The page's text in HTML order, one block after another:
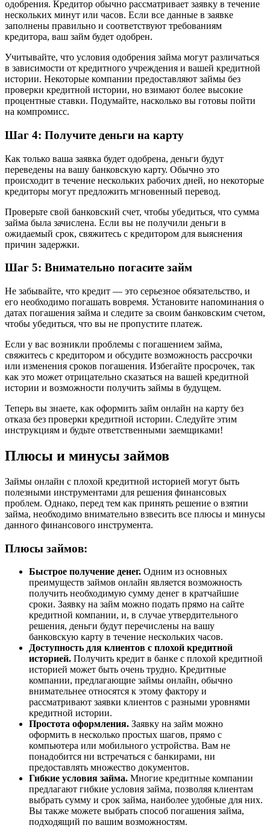
одобрения. Кредитор обычно рассматривает заявку в течение
нескольких минут или часов. Если все данные в заявке
заполнены правильно и соответствуют требованиям
кредитора, ваш займ будет одобрен.
Учитывайте, что условия одобрения займа могут различаться
в зависимости от кредитного учреждения и вашей кредитной
истории. Некоторые компании предоставляют займы без
проверки кредитной истории, но взимают более высокие
процентные ставки. Подумайте, насколько вы готовы пойти
на компромисс.
Шаг 4: Получите деньги на карту
Как только ваша заявка будет одобрена, деньги будут
переведены на вашу банковскую карту. Обычно это
происходит в течение нескольких рабочих дней, но некоторые
кредиторы могут предложить мгновенный перевод.
Проверьте свой банковский счет, чтобы убедиться, что сумма
займа была зачислена. Если вы не получили деньги в
ожидаемый срок, свяжитесь с кредитором для выяснения
причин задержки.
Шаг 5: Внимательно погасите займ
Не забывайте, что кредит — это серьезное обязательство, и
его необходимо погашать вовремя. Установите напоминания о
датах погашения займа и следите за своим банковским счетом,
чтобы убедиться, что вы не пропустите платеж.
Если у вас возникли проблемы с погашением займа,
свяжитесь с кредитором и обсудите возможность рассрочки
или изменения сроков погашения. Избегайте просрочек, так
как это может отрицательно сказаться на вашей кредитной
истории и возможности получить займы в будущем.
Теперь вы знаете, как оформить займ онлайн на карту без
отказа без проверки кредитной истории. Следуйте этим
инструкциям и будьте ответственными заемщиками!
Плюсы и минусы займов
Займы онлайн с плохой кредитной историей могут быть
полезными инструментами для решения финансовых
проблем. Однако, перед тем как принять решение о взятии
займа, необходимо внимательно взвесить все плюсы и минусы
данного финансового инструмента.
Плюсы займов:
Быстрое получение денег. Одним из основных
преимуществ займов онлайн является возможность
получить необходимую сумму денег в кратчайшие
сроки. Заявку на займ можно подать прямо на сайте
кредитной компании, и, в случае утвердительного
решения, деньги будут перечислены на вашу
банковскую карту в течение нескольких часов.
Доступность для клиентов с плохой кредитной
историей. Получить кредит в банке с плохой кредитной
историей может быть очень трудно. Кредитные
компании, предлагающие займы онлайн, обычно
внимательнее относятся к этому фактору и
рассматривают заявки клиентов с разными уровнями
кредитной истории.
Простота оформления. Заявку на займ можно
оформить в несколько простых шагов, прямо с
компьютера или мобильного устройства. Вам не
понадобится ни встречаться с банкирами, ни
предоставлять множество документов.
Гибкие условия займа. Многие кредитные компании
предлагают гибкие условия займа, позволяя клиентам
выбрать сумму и срок займа, наиболее удобные для них.
Вы также можете выбрать способ погашения займа,
подходящий по вашим возможностям.